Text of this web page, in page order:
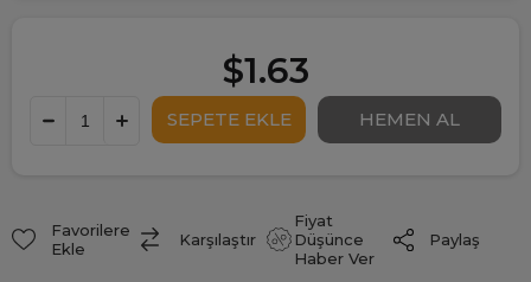
$1.63
Favorilere
Ekle
Karşılaştır
Fiyat
Düşünce
Haber Ver
Paylaş